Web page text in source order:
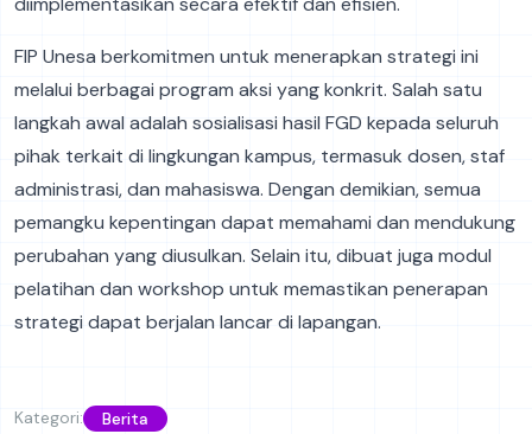
FIP Unesa berkomitmen untuk menerapkan strategi ini
melalui berbagai program aksi yang konkrit. Salah satu
langkah awal adalah sosialisasi hasil FGD kepada seluruh
pihak terkait di lingkungan kampus, termasuk dosen, staf
administrasi, dan mahasiswa. Dengan demikian, semua
pemangku kepentingan dapat memahami dan mendukung
perubahan yang diusulkan. Selain itu, dibuat juga modul
pelatihan dan workshop untuk memastikan penerapan
strategi dapat berjalan lancar di lapangan.
Kategori: Berita